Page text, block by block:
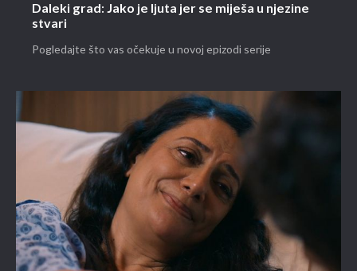
Daleki grad: Jako je ljuta jer se miješa u njezine
stvari
Pogledajte što vas očekuje u novoj epizodi serije